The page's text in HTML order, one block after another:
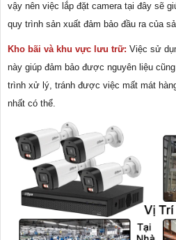
vậy nên việc lắp đặt camera tại đây sẽ
quy trình sản xuất đảm bảo đầu ra của
Kho bãi và khu vực lưu trữ: Việc sử
này giúp đảm bảo được nguyên liệu
trình xử lý, tránh được việc mất mát
nhất có thể.